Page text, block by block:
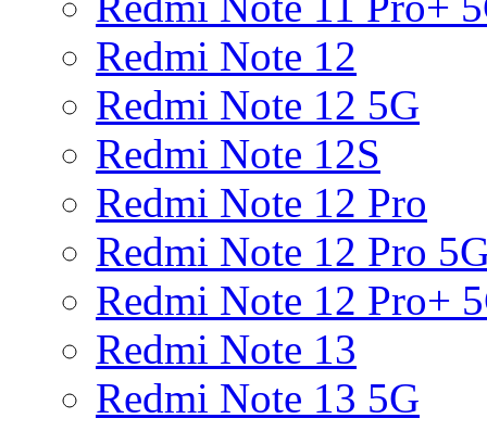
Redmi Note 12
Redmi Note 12 5G
Redmi Note 12S
Redmi Note 12 Pro
Redmi Note 12 Pro
Redmi Note 12 Pro+
Redmi Note 13
Redmi Note 13 5G